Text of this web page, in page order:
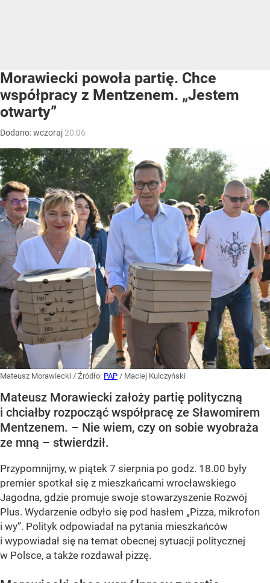
Morawiecki powoła partię. Chce
współpracy z Mentzenem. „Jestem
otwarty”
Dodano:wczoraj 20:06
Mateusz Morawiecki / Źródło: PAP / Maciej Kulczyński
Mateusz Morawiecki założy partię polityczną
i chciałby rozpocząć współpracę ze Sławomirem
Mentzenem. – Nie wiem, czy on sobie wyobraża
ze mną – stwierdził.
Przypomnijmy, w piątek 7 sierpnia po godz. 18.00 były
premier spotkał się z mieszkańcami wrocławskiego
Jagodna, gdzie promuje swoje stowarzyszenie Rozwój
Plus. Wydarzenie odbyło się pod hasłem „Pizza, mikrofon
i wy”. Polityk odpowiadał na pytania mieszkańców
i wypowiadał się na temat obecnej sytuacji politycznej
w Polsce, a także rozdawał pizzę.